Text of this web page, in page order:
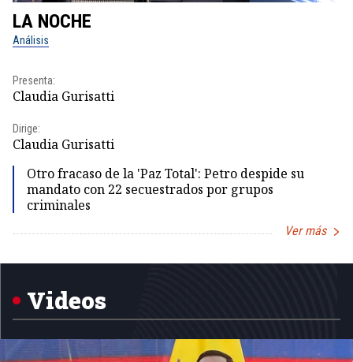
LA NOCHE
Análisis
Presenta:
Claudia Gurisatti
Dirige:
Claudia Gurisatti
Otro fracaso de la 'Paz Total': Petro despide su
mandato con 22 secuestrados por grupos
criminales
Ver más
1
Videos